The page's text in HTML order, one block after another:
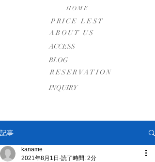
HOME
PRICE LEST
ABOUT US
​ACCESS
BLOG
RESERVATION
INQUIRY
記事
kaname
2021年8月1日 読了時間: 2分